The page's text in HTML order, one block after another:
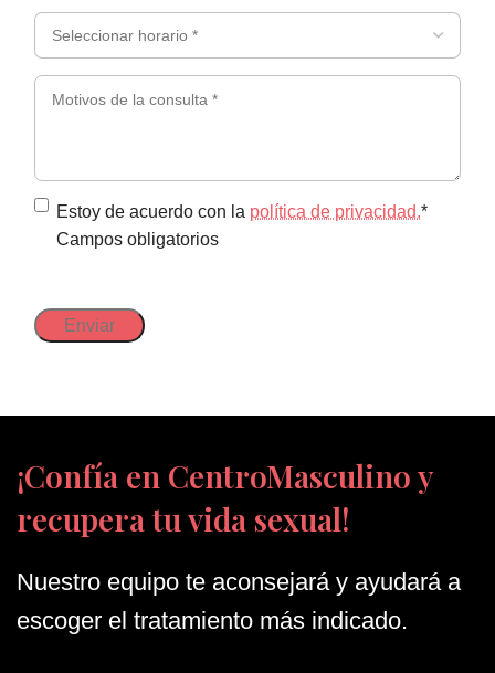
*
(Obligatorio)
horario
*
(Obligatorio)
*
Política
de
Estoy de acuerdo con la política de privacidad.*
Campos obligatorios
¡Confía en CentroMasculino y
recupera tu vida sexual!
Nuestro equipo te aconsejará y ayudará a
escoger el tratamiento más indicado.